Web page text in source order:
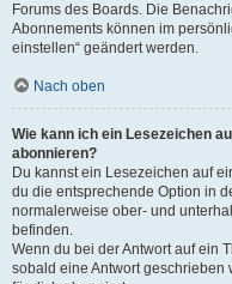
Forums des Boards. Die
Abonnements können im
einstellen“ geändert werden.
Nach oben
Wie kann ich ein Lesezeichen
abonnieren?
Du kannst ein Lesezeichen auf
du die entsprechende Option in
normalerweise ober- und
befinden.
Wenn du bei der Antwort auf ein
sobald eine Antwort geschrieben